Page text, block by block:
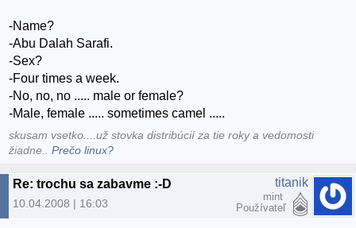
-Name?
-Abu Dalah Sarafi.
-Sex?
-Four times a week.
-No, no, no ..... male or female?
-Male, female ..... sometimes camel .....
skusam vsetko....už stovka distribúcií za tie roky a vedomosti
žiadne..Prečo linux?
Re: trochu sa zabavme :-D
10.04.2008 | 16:03
titanik
mint
Používateľ